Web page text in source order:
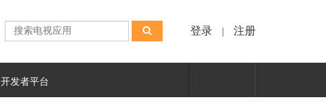
登录 注册
开发者平台